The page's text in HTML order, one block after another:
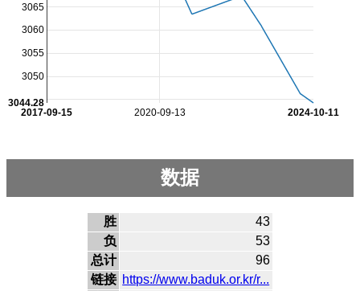
2020-09-13
2017-09-15 2024-10-11
3050
3055
3060
3065
3044.28
数据
胜
43
负
53
总计
96
链接 https://www.baduk.or.kr/r...